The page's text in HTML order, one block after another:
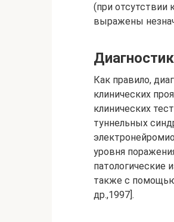
(при отсутствии
выражены
Как правило,
клинических
клинических
туннельных
уровня
также с помощью
др.,1997].